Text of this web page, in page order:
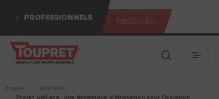
PROFESSIONNELS PARTICULIERS
Afficher le
Accueil
actualités
projet wall-ace : une dynamique d'innovation pour l’isolation